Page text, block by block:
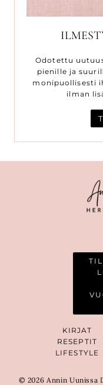
Odotettu
pienille ja
monipuollisesti
ilman
KIRJAT
RESEPTIT
LIFESTYLE
© 2026 Annin Uunissa